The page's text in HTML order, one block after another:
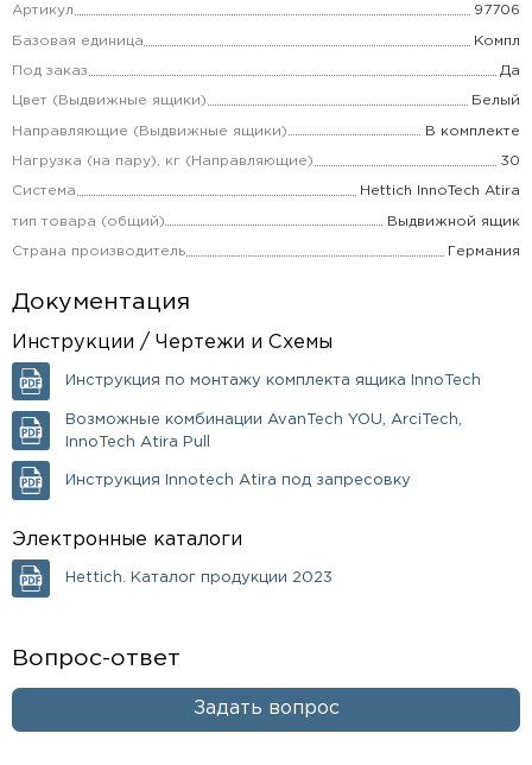
Артикул 97706
Базовая единица Компл
Под заказ Да
Цвет (Выдвижные ящики) Белый
Направляющие (Выдвижные ящики) В комплекте
Нагрузка (на пару), кг (Направляющие) 30
Система Hettich InnoTech Atira
тип товара (общий) Выдвижной ящик
Страна производитель Германия
Документация
Инструкции / Чертежи и Схемы
Инструкция по монтажу комплекта ящика InnoTech
Возможные комбинации AvanTech YOU, ArciTech,
InnoTech Atira Pull
Инструкция Innotech Atira под запресовку
Электронные каталоги
Hettich. Каталог продукции 2023
Вопрос-ответ
Задать вопрос